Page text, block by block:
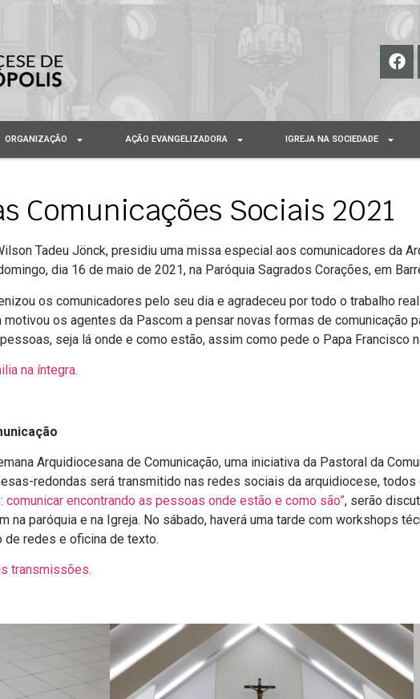
ORGANIZAÇÃO AÇÃO EVANGELIZADORA IGREJA NA SOCIEDADE
Comunicações Sociais 2021
Tadeu Jönck, presidiu uma missa especial aos comunicadores da
dia 16 de maio de 2021, na Paróquia Sagrados Corações, em
os comunicadores pelo seu dia e agradeceu por todo o trabalho
os agentes da Pascom a pensar novas formas de comunicação
seja lá onde e como estão, assim como pede o Papa Francisco
na íntegra.
Arquidiocesana de Comunicação, uma iniciativa da Pastoral da
redondas será transmitido nas redes sociais da arquidiocese,
comunicar encontrando as pessoas onde estão e como são”, serão
na paróquia e na Igreja. No sábado, haverá uma tarde com workshops
de redes e oficina de texto.
transmissões.